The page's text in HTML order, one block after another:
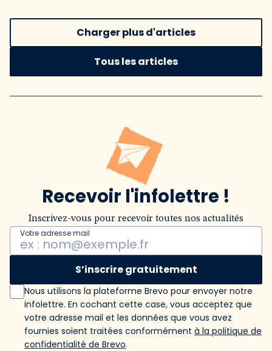
Charger plus d'articles
Tous les articles
Recevoir l'infolettre !
Inscrivez-vous pour recevoir toutes nos actualités
Votre adresse mail
S’inscrire gratuitement
Nous utilisons la plateforme Brevo pour envoyer notre
infolettre. En cochant cette case, vous acceptez que
votre adresse mail et les données que vous avez
fournies soient traitées conformément à la politique de
confidentialité de Brevo.